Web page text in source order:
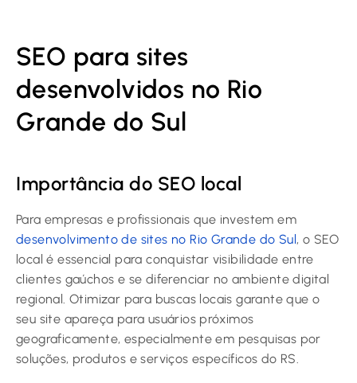
SEO para sites
desenvolvidos no Rio
Grande do Sul
Importância do SEO local
Para empresas e profissionais que investem em
desenvolvimento de sites no Rio Grande do Sul , o SEO
local é essencial para conquistar visibilidade entre
clientes gaúchos e se diferenciar no ambiente digital
regional. Otimizar para buscas locais garante que o
seu site apareça para usuários próximos
geograficamente, especialmente em pesquisas por
soluções, produtos e serviços específicos do RS.